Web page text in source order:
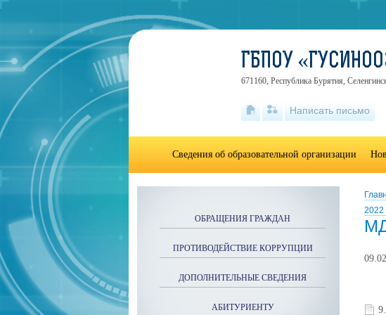
.
2022
ОБРАЩЕНИЯ ГРАЖДАН
ПРОТИВОДЕЙСТВИЕ КОРРУПЦИИ
ДОПОЛНИТЕЛЬНЫЕ СВЕДЕНИЯ
АБИТУРИЕНТУ
ГБПОУ
671160, Республика Бурятия,
Написать письмо
Сведения об образовательной организации